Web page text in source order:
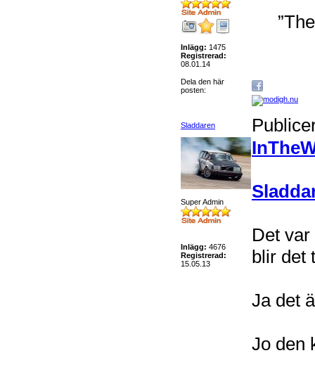
Inlägg: 1475
Registrerad:
08.01.14
Dela den här
posten:
Sladdaren
Super Admin
Inlägg: 4676
Registrerad:
15.05.13
Det
blir det
Ja det
Jo den